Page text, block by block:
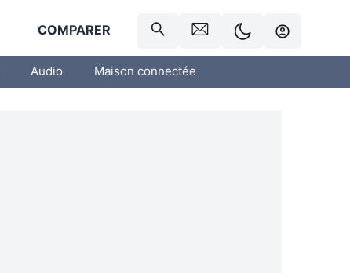
COMPARER
Audio Maison connectée